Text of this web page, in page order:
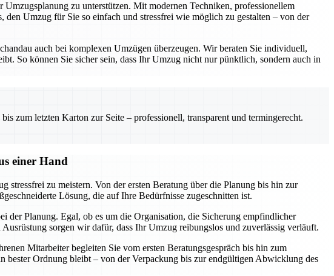
zu unterstützen. Mit modernen Techniken, professionellem
Umzug für Sie so einfach und stressfrei wie möglich zu gestalten – von der
auch bei komplexen Umzügen überzeugen. Wir beraten Sie individuell,
So können Sie sicher sein, dass Ihr Umzug nicht nur pünktlich, sondern auch in
zum letzten Karton zur Seite – professionell, transparent und termingerecht.
einer Hand
zu meistern. Von der ersten Beratung über die Planung bis hin zur
Lösung, die auf Ihre Bedürfnisse zugeschnitten ist.
der Planung. Egal, ob es um die Organisation, die Sicherung empfindlicher
sorgen wir dafür, dass Ihr Umzug reibungslos und zuverlässig verläuft.
Mitarbeiter begleiten Sie vom ersten Beratungsgespräch bis hin zum
bester Ordnung bleibt – von der Verpackung bis zur endgültigen Abwicklung des